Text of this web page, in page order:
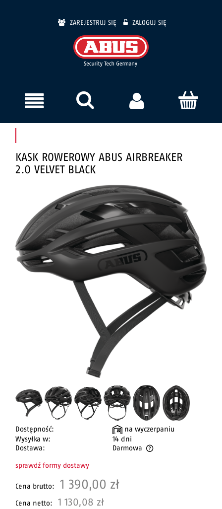
ZAREJESTRUJ SIĘ ZALOGUJ SIĘ
KASK ROWEROWY ABUS AIRBREAKER
2.0 VELVET BLACK
Dostępność:
na wyczerpaniu
Wysyłka w:
14 dni
Dostawa:
Darmowa
sprawdź formy dostawy
Cena brutto: 1 390,00 zł
Cena netto: 1 130,08 zł